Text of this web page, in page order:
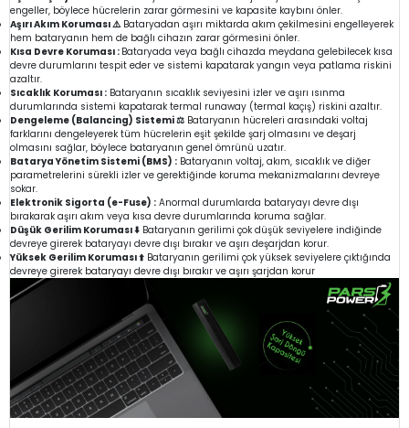
engeller, böylece hücrelerin zarar görmesini ve kapasite kaybını önler.
Aşırı Akım Koruması ⚠️Bataryadan aşırı miktarda akım çekilmesini engelleyerek
hem bataryanın hem de bağlı cihazın zarar görmesini önler.
Kısa Devre Koruması : Bataryada veya bağlı cihazda meydana gelebilecek kısa
devre durumlarını tespit eder ve sistemi kapatarak yangın veya patlama riskini
azaltır.
Sıcaklık Koruması : Bataryanın sıcaklık seviyesini izler ve aşırı ısınma
durumlarında sistemi kapatarak termal runaway (termal kaçış) riskini azaltır.
Dengeleme (Balancing) Sistemi ⚖️ Bataryanın hücreleri arasındaki voltaj
farklarını dengeleyerek tüm hücrelerin eşit şekilde şarj olmasını ve deşarj
olmasını sağlar, böylece bataryanın genel ömrünü uzatır.
Batarya Yönetim Sistemi (BMS) : Bataryanın voltaj, akım, sıcaklık ve diğer
parametrelerini sürekli izler ve gerektiğinde koruma mekanizmalarını devreye
sokar.
Elektronik Sigorta (e-Fuse) : Anormal durumlarda bataryayı devre dışı
bırakarak aşırı akım veya kısa devre durumlarında koruma sağlar.
Düşük Gerilim Koruması ⬇️ Bataryanın gerilimi çok düşük seviyelere indiğinde
devreye girerek bataryayı devre dışı bırakır ve aşırı deşarjdan korur.
Yüksek Gerilim Koruması ⬆️ Bataryanın gerilimi çok yüksek seviyelere çıktığında
devreye girerek bataryayı devre dışı bırakır ve aşırı şarjdan korur